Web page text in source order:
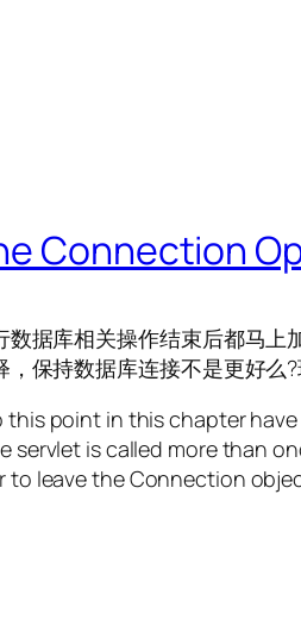
Connection
数据库相关操作结束后都马
保持数据库连接不是更好么
this point in this chapter
servlet is called more than
to leave the Connection